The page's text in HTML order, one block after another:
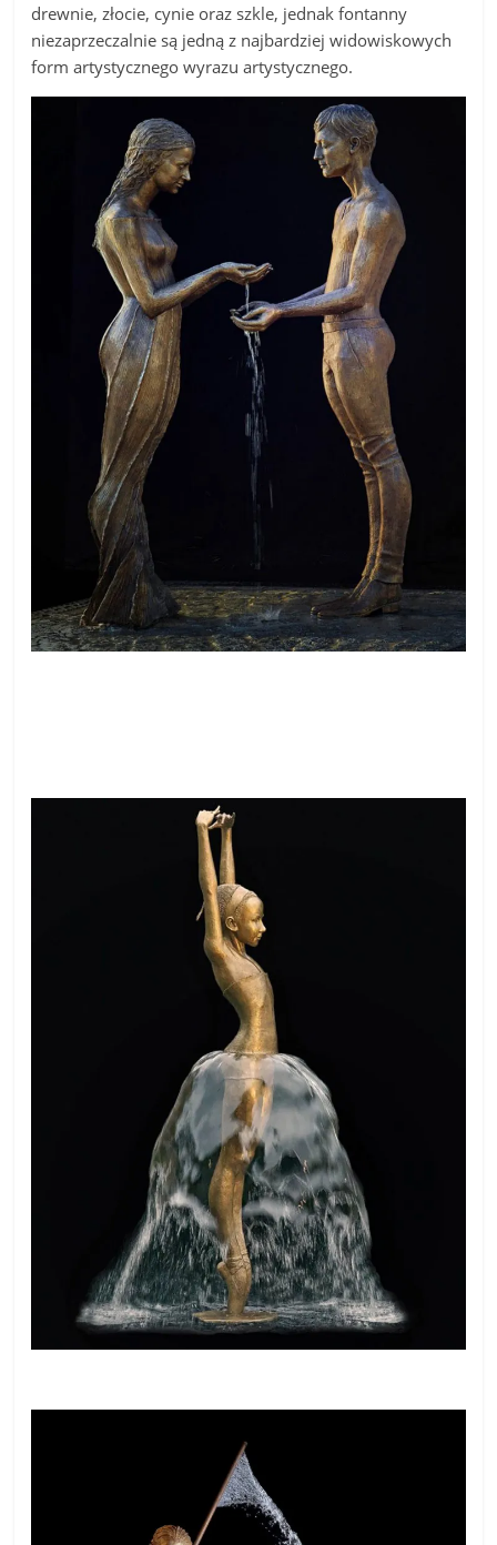
drewnie, złocie, cynie oraz szkle, jednak fontanny
niezaprzeczalnie są jedną z najbardziej widowiskowych
form artystycznego wyrazu artystycznego.